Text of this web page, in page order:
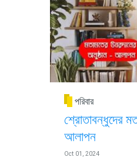
পরিবার
শ্রোতাবন্ধুদের
আলাপন
Oct 01, 2024